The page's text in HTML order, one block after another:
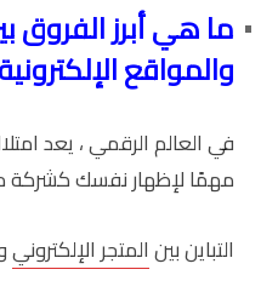
ما هي أبرز الفروق
والمواقع الإلكترونية
في العالم الرقمي ، يعد
مهمًا لإظهار نفسك كشركة
التباين بينالمتجر الإلكتروني